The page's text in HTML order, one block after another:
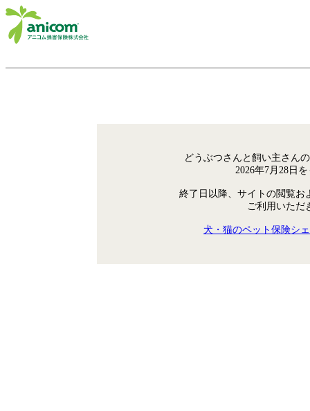
どうぶつさんと飼い主さん
2026年7月28日
終了日以降、サイトの閲覧お
ご利用いただ
犬・猫のペット保険シ